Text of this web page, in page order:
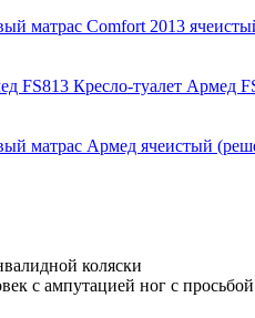
Кресло-туалет Армед
коляски
с ампутацией ног с